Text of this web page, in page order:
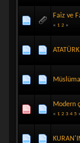
Faiz ve
« 1 2 »
Modern
« 1 2 3 4 5 »